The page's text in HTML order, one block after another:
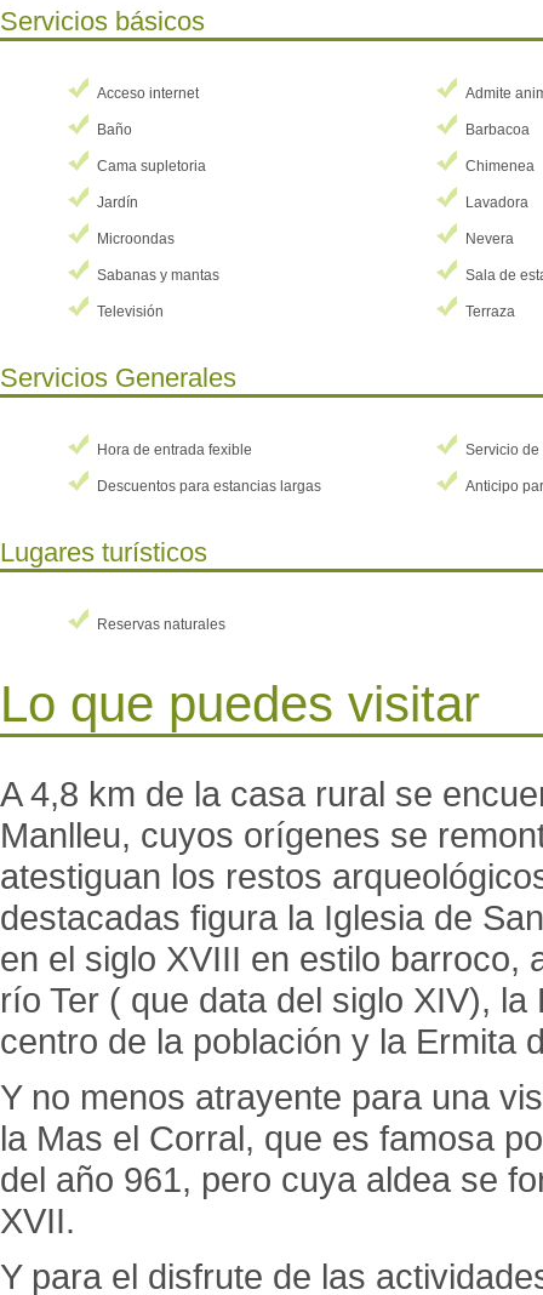
Servicios básicos
Acceso internet Admite
Baño Barbacoa
Cama supletoria Chimenea
Jardín Lavadora
Microondas Nevera
Sabanas y mantas Sala de
Televisión Terraza
Servicios Generales
Hora de entrada fexible Servicio
Descuentos para estancias largas Anticipo
Lugares turísticos
Reservas naturales
Lo que puedes visitar
A 4,8 km de la casa rural se
Manlleu, cuyos orígenes se
atestiguan los restos
destacadas figura la Iglesia de
en el siglo XVIII en estilo barroco,
río Ter ( que data del siglo XIV),
centro de la población y la Ermita
Y no menos atrayente para una
la Mas el Corral, que es famosa
del año 961, pero cuya aldea se
XVII.
Y para el disfrute de las